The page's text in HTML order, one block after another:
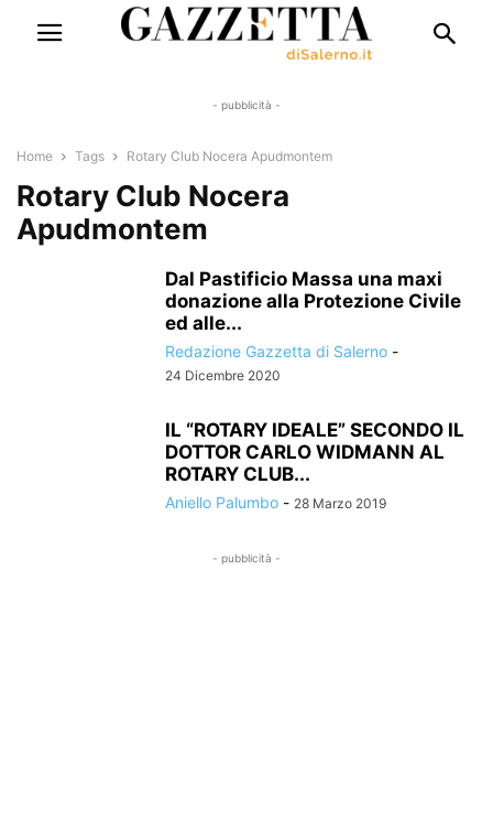
- pubblicità -
Home Tags Rotary Club Nocera Apudmontem
Rotary Club Nocera
Apudmontem
Dal Pastificio Massa una maxi
donazione alla Protezione Civile
ed alle...
Redazione Gazzetta di Salerno -
24 Dicembre 2020
IL “ROTARY IDEALE” SECONDO IL
DOTTOR CARLO WIDMANN AL
ROTARY CLUB...
Aniello Palumbo - 28 Marzo 2019
- pubblicità -